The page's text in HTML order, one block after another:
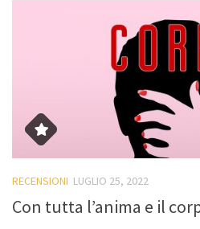
RECENSIONI LUGLIO 25, 2022
Con tutta l’anima e il